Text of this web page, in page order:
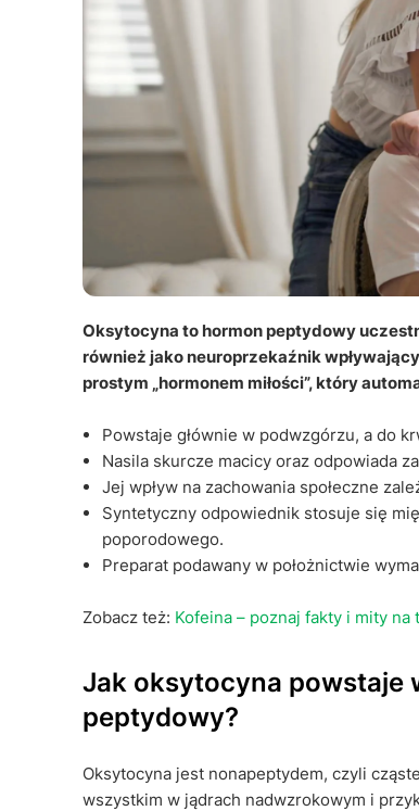
Oksytocyna to hormon peptydowy
również jako neuroprzekaźnik
prostym „hormonem miłości”, który
Powstaje głównie w podwzgórzu, a do
Nasila skurcze macicy oraz odpowiada
Jej wpływ na zachowania społeczne
Syntetyczny odpowiednik stosuje się
poporodowego.
Preparat podawany w położnictwie
Zobacz też: Kofeina – poznaj fakty i mity na
Jak oksytocyna powstaje
peptydowy?
Oksytocyna jest nonapeptydem, czyli
wszystkim w jądrach nadwzrokowym i